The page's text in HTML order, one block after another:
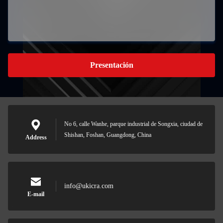
Presentación
Address
No 6, calle Wanhe, parque industrial de Songxia, ciudad de
Shishan, Foshan, Guangdong, China
E-mail
info@ukicra.com